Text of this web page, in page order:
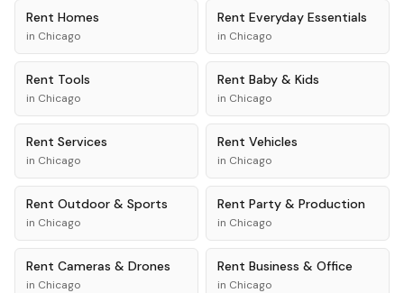
Rent Homes
in Chicago
Rent Everyday Essentials
in Chicago
Rent Tools
in Chicago
Rent Baby & Kids
in Chicago
Rent Services
in Chicago
Rent Vehicles
in Chicago
Rent Outdoor & Sports
in Chicago
Rent Party & Production
in Chicago
Rent Cameras & Drones
in Chicago
Rent Business & Office
in Chicago